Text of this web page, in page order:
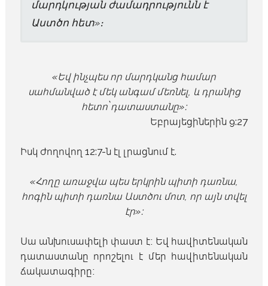
մարդկության ժամադրությունն է
Աստծո հետ»։
«Եվ ինչպես որ մարդկանց համար
սահմանված է մեկ անգամ մեռնել, և դրանից
հետո՝ դատաստանը»։
Եբրայեցիներին 9:27
Իսկ Ժողովող 12:7-ն էլ լրացնում է.
«Հողը առաջվա պես երկրին պիտի դառնա,
հոգին պիտի դառնա Աստծու մոտ, որ այն տվել
էր»։
Սա անխուսափելի փաստ է։ Եվ հավիտենական
դատաստանը որոշելու է մեր հավիտենական
ճակատագիրը։